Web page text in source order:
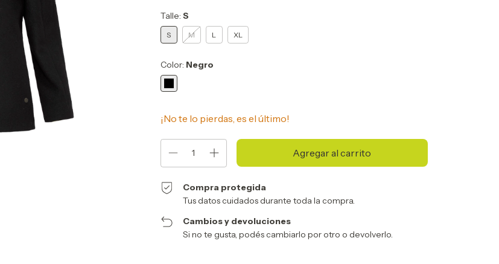
Talle: S
S M L XL
Color: Negro
¡No te lo pierdas, es el último!
Compra protegida
Tus datos cuidados durante toda la compra.
Cambios y devoluciones
Si no te gusta, podés cambiarlo por otro o devolverlo.